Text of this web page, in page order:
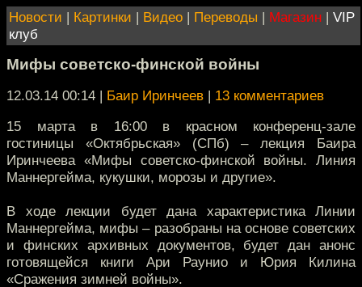
Новости | Картинки | Видео | Переводы | Магазин | VIP
клуб
Мифы советско-финской войны
12.03.14 00:14 | Баир Иринчеев | 13 комментариев
15 марта в 16:00 в красном конференц-зале
гостиницы «Октябрьская» (СПб) – лекция Баира
Иринчеева «Мифы советско-финской войны. Линия
Маннергейма, кукушки, морозы и другие».
В ходе лекции будет дана характеристика Линии
Маннергейма, мифы – разобраны на основе советских
и финских архивных документов, будет дан анонс
готовящейся книги Ари Раунио и Юрия Килина
«Сражения зимней войны».